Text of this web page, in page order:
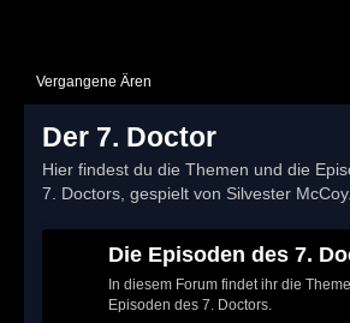
Vergangene Ären
Der 7. Doctor
Hier findest du die Themen und die
7. Doctors, gespielt von Silvester
Die Episoden des 7.
In diesem Forum findet ihr die
Episoden des 7. Doctors.